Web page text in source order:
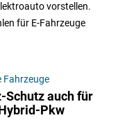
vorstellen.
für E-Fahrzeuge
Fahrzeuge
Schutz auch für
Pkw